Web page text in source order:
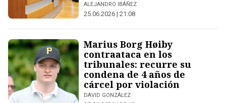
ALEJANDRO IBÁÑEZ
25.06.2026 | 21:08
Marius Borg Høiby
contraataca en los
tribunales: recurre su
condena de 4 años de
cárcel por violación
DAVID GONZÁLEZ